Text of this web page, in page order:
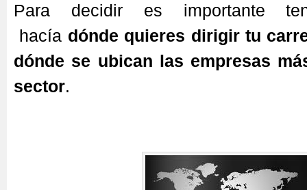
Para decidir es importante
hacía dónde quieres dirigir tu
dónde se ubican las empresas
sector.